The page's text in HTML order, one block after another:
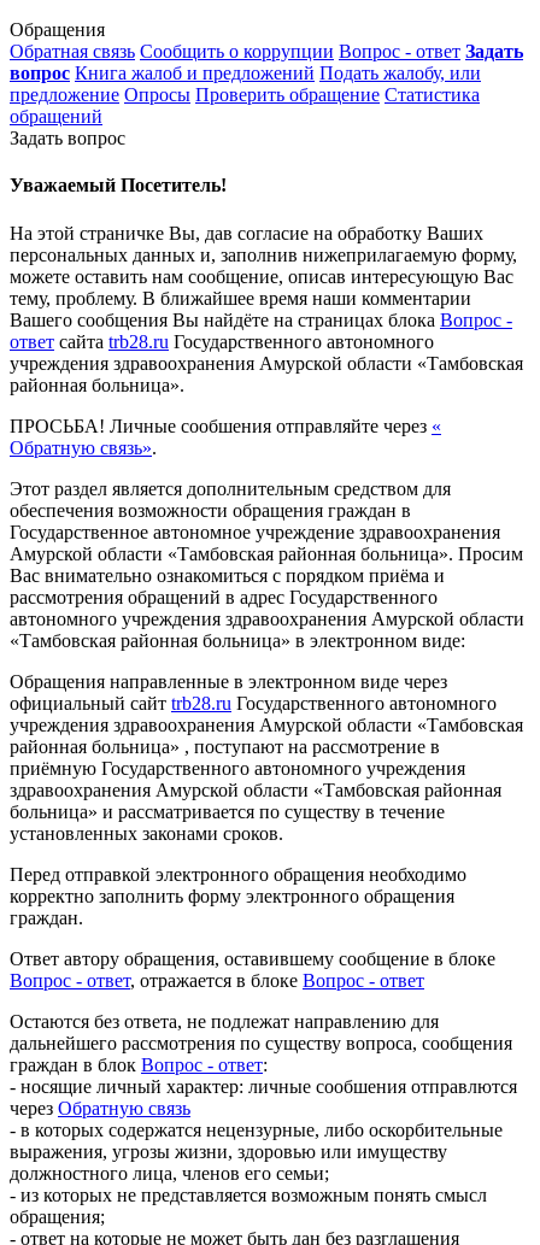
Обращения
Обратная связь Сообщить о коррупции Вопрос - ответ Задать
вопрос Книга жалоб и предложений Подать жалобу, или
предложение Опросы Проверить обращение Статистика
обращений
Задать вопрос
Уважаемый Посетитель!
На этой страничке Вы, дав согласие на обработку Ваших
персональных данных и, заполнив нижеприлагаемую форму,
можете оставить нам сообщение, описав интересующую Вас
тему, проблему. В ближайшее время наши комментарии
Вашего сообщения Вы найдёте на страницах блока Вопрос -
ответ сайта trb28.ru Государственного автономного
учреждения здравоохранения Амурской области «Тамбовская
районная больница».
ПРОСЬБА! Личные сообшения отправляйте через «
Обратную связь».
Этот раздел является дополнительным средством для
обеспечения возможности обращения граждан в
Государственное автономное учреждение здравоохранения
Амурской области «Тамбовская районная больница». Просим
Вас внимательно ознакомиться с порядком приёма и
рассмотрения обращений в адрес Государственного
автономного учреждения здравоохранения Амурской области
«Тамбовская районная больница» в электронном виде:
Обращения направленные в электронном виде через
официальный сайт trb28.ru Государственного автономного
учреждения здравоохранения Амурской области «Тамбовская
районная больница» , поступают на рассмотрение в
приёмную Государственного автономного учреждения
здравоохранения Амурской области «Тамбовская районная
больница» и рассматривается по существу в течение
установленных законами сроков.
Перед отправкой электронного обращения необходимо
корректно заполнить форму электронного обращения
граждан.
Ответ автору обращения, оставившему сообщение в блоке
Вопрос - ответ, отражается в блоке Вопрос - ответ
Остаются без ответа, не подлежат направлению для
дальнейшего рассмотрения по существу вопроса, сообщения
граждан в блок Вопрос - ответ:
- носящие личный характер: личные сообшения отправлются
через Обратную связь
- в которых содержатся нецензурные, либо оскорбительные
выражения, угрозы жизни, здоровью или имуществу
должностного лица, членов его семьи;
- из которых не представляется возможным понять смысл
обращения;
- ответ на которые не может быть дан без разглашения